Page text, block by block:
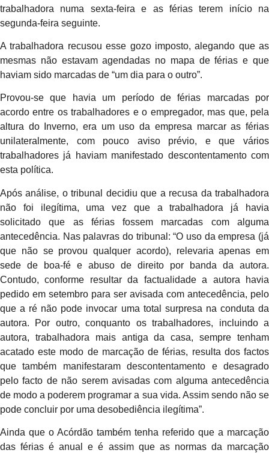
trabalhadora numa sexta-feira e as férias terem início na
segunda-feira seguinte.
A trabalhadora recusou esse gozo imposto, alegando que as
mesmas não estavam agendadas no mapa de férias e que
haviam sido marcadas de “um dia para o outro”.
Provou-se que havia um período de férias marcadas por
acordo entre os trabalhadores e o empregador, mas que, pela
altura do Inverno, era um uso da empresa marcar as férias
unilateralmente, com pouco aviso prévio, e que vários
trabalhadores já haviam manifestado descontentamento com
esta política.
Após análise, o tribunal decidiu que a recusa da trabalhadora
não foi ilegítima, uma vez que a trabalhadora já havia
solicitado que as férias fossem marcadas com alguma
antecedência. Nas palavras do tribunal: “O uso da empresa (já
que não se provou qualquer acordo), relevaria apenas em
sede de boa-fé e abuso de direito por banda da autora.
Contudo, conforme resultar da factualidade a autora havia
pedido em setembro para ser avisada com antecedência, pelo
que a ré não pode invocar uma total surpresa na conduta da
autora. Por outro, conquanto os trabalhadores, incluindo a
autora, trabalhadora mais antiga da casa, sempre tenham
acatado este modo de marcação de férias, resulta dos factos
que também manifestaram descontentamento e desagrado
pelo facto de não serem avisadas com alguma antecedência
de modo a poderem programar a sua vida. Assim sendo não se
pode concluir por uma desobediência ilegítima”.
Ainda que o Acórdão também tenha referido que a marcação
das férias é anual e é assim que as normas da marcação